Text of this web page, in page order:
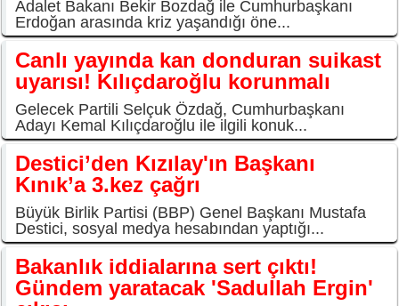
Adalet Bakanı Bekir Bozdağ ile Cumhurbaşkanı
Erdoğan arasında kriz yaşandığı öne...
Canlı yayında kan donduran suikast
uyarısı! Kılıçdaroğlu korunmalı
Gelecek Partili Selçuk Özdağ, Cumhurbaşkanı
Adayı Kemal Kılıçdaroğlu ile ilgili konuk...
Destici’den Kızılay'ın Başkanı
Kınık’a 3.kez çağrı
Büyük Birlik Partisi (BBP) Genel Başkanı Mustafa
Destici, sosyal medya hesabından yaptığı...
Bakanlık iddialarına sert çıktı!
Gündem yaratacak 'Sadullah Ergin'